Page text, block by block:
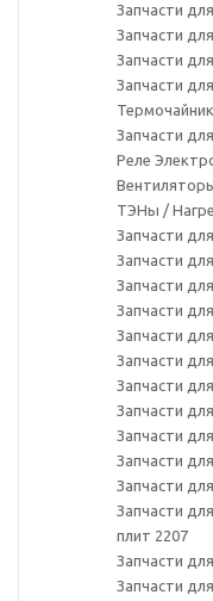
Запчасти
Запчасти
Запчасти
Запчасти
Запчасти
Реле
ТЭНы /
Запчасти
Запчасти
Запчасти
Запчасти
Запчасти
Запчасти
Запчасти
Запчасти
Запчасти
Запчасти
Запчасти
Запчасти
плит 2207
Запчасти
Запчасти